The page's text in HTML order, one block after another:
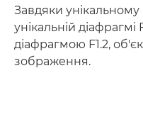
Завдяки
унікальній
діафрагмою F1.2,
зображення.